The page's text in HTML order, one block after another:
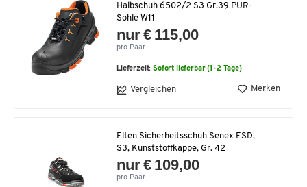
Halbschuh 6502/2 S3 Gr.39 PUR-
Sohle W11
nur € 115,00
pro Paar
Lieferzeit:Sofort lieferbar (1-2 Tage)
Vergleichen Merken
Elten Sicherheitsschuh Senex ESD,
S3, Kunststoffkappe, Gr. 42
nur € 109,00
pro Paar